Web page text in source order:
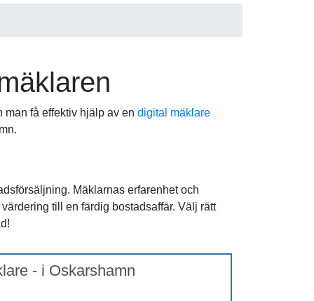
man få effektiv hjälp av en digital mäklare
Mäklarnas erfarenhet och
till en färdig bostadsaffär. Välj rätt
- i Oskarshamn